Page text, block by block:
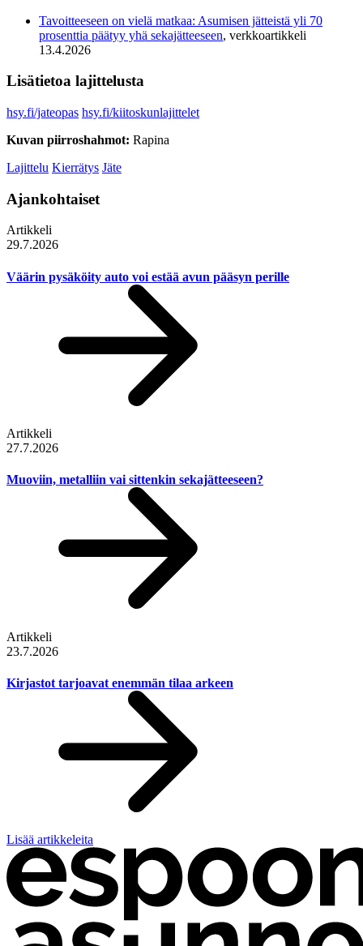
Tavoitteeseen on vielä matkaa: Asumisen jätteistä yli 70
prosenttia päätyy yhä sekajätteeseen, verkkoartikkeli
13.4.2026
Lisätietoa lajittelusta
hsy.fi/jateopas hsy.fi/kiitoskunlajittelet
Kuvan piirroshahmot: Rapina
Lajittelu Kierrätys Jäte
Ajankohtaiset
Artikkeli
29.7.2026
Väärin pysäköity auto voi estää avun pääsyn perille
Artikkeli
27.7.2026
Muoviin, metalliin vai sittenkin sekajätteeseen?
Artikkeli
23.7.2026
Kirjastot tarjoavat enemmän tilaa arkeen
Lisää artikkeleita